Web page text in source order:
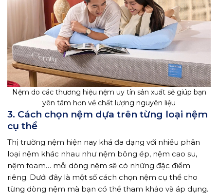
Nệm do các thương hiệu nệm uy tín sản xuất sẽ giúp bạn
yên tâm hơn về chất lượng nguyên liệu
3. Cách chọn nệm dựa trên từng loại nệm
cụ thể
Thị trường nệm hiện nay khá đa dạng với nhiều phân
loại nệm khác nhau như nệm bông ép, nệm cao su,
nệm foam… mỗi dòng nệm sẽ có những đặc điểm
riêng. Dưới đây là một số cách chọn nệm cụ thể cho
từng dòng nệm mà bạn có thể tham khảo và áp dụng.